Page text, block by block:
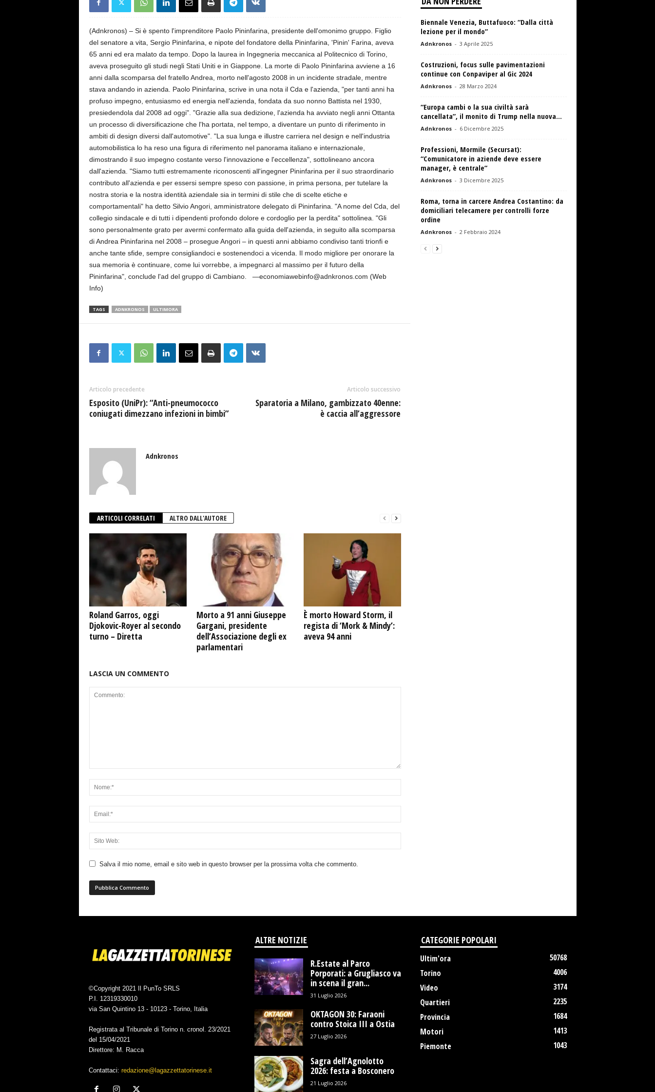
(Adnkronos) – Si è spento l'imprenditore Paolo Pininfarina, presidente dell'omonimo gruppo. Figlio
del senatore a vita, Sergio Pininfarina, e nipote del fondatore della Pininfarina, 'Pinin' Farina, aveva
65 anni ed era malato da tempo. Dopo la laurea in Ingegneria meccanica al Politecnico di Torino,
aveva proseguito gli studi negli Stati Uniti e in Giappone. La morte di Paolo Pininfarina avviene a 16
anni dalla scomparsa del fratello Andrea, morto nell'agosto 2008 in un incidente stradale, mentre
stava andando in azienda. Paolo Pininfarina, scrive in una nota il Cda e l'azienda, "per tanti anni ha
profuso impegno, entusiasmo ed energia nell'azienda, fondata da suo nonno Battista nel 1930,
presiedendola dal 2008 ad oggi". "Grazie alla sua dedizione, l'azienda ha avviato negli anni Ottanta
un processo di diversificazione che l'ha portata, nel tempo, a diventare un punto di riferimento in
ambiti di design diversi dall'automotive". "La sua lunga e illustre carriera nel design e nell'industria
automobilistica lo ha reso una figura di riferimento nel panorama italiano e internazionale,
dimostrando il suo impegno costante verso l'innovazione e l'eccellenza", sottolineano ancora
dall'azienda. "Siamo tutti estremamente riconoscenti all'ingegner Pininfarina per il suo straordinario
contributo all'azienda e per essersi sempre speso con passione, in prima persona, per tutelare la
nostra storia e la nostra identità aziendale sia in termini di stile che di scelte etiche e
comportamentali" ha detto Silvio Angori, amministratore delegato di Pininfarina. "A nome del Cda, del
collegio sindacale e di tutti i dipendenti profondo dolore e cordoglio per la perdita" sottolinea. "Gli
sono personalmente grato per avermi confermato alla guida dell'azienda, in seguito alla scomparsa
di Andrea Pininfarina nel 2008 – prosegue Angori – in questi anni abbiamo condiviso tanti trionfi e
anche tante sfide, sempre consigliandoci e sostenendoci a vicenda. Il modo migliore per onorare la
sua memoria è continuare, come lui vorrebbe, a impegnarci al massimo per il futuro della
Pininfarina", conclude l'ad del gruppo di Cambiano. —economiawebinfo@adnkronos.com (Web
Info)
TAGS ADNKRONOS ULTIMORA
Articolo precedente
Esposito (UniPr): “Anti-pneumococco
coniugati dimezzano infezioni in bimbi”
Articolo successivo
Sparatoria a Milano, gambizzato 40enne:
è caccia all’aggressore
Adnkronos
ARTICOLI CORRELATI ALTRO DALL'AUTORE
Roland Garros, oggi
Djokovic-Royer al secondo
turno – Diretta
Morto a 91 anni Giuseppe
Gargani, presidente
dell’Associazione degli ex
parlamentari
È morto Howard Storm, il
regista di ‘Mork & Mindy’:
aveva 94 anni
LASCIA UN COMMENTO
Salva il mio nome, email e sito web in questo browser per la prossima volta che commento.
Biennale Venezia, Buttafuoco: “Dalla città
lezione per il mondo”
Adnkronos - 3 Aprile 2025
Costruzioni, focus sulle pavimentazioni
continue con Conpaviper al Gic 2024
Adnkronos - 28 Marzo 2024
“Europa cambi o la sua civiltà sarà
cancellata”, il monito di Trump nella nuova...
Adnkronos - 6 Dicembre 2025
Professioni, Mormile (Secursat):
“Comunicatore in aziende deve essere
manager, è centrale”
Adnkronos - 3 Dicembre 2025
Roma, torna in carcere Andrea Costantino: da
domiciliari telecamere per controlli forze
ordine
Adnkronos - 2 Febbraio 2024
©Copyright 2021 Il PunTo SRLS
P.I. 12319330010
via San Quintino 13 - 10123 - Torino, Italia
Registrata al Tribunale di Torino n. cronol. 23/2021
del 15/04/2021
Direttore: M. Racca
Contattaci: redazione@lagazzettatorinese.it
ALTRE NOTIZIE
R.Estate al Parco
Porporati: a Grugliasco va
in scena il gran...
31 Luglio 2026
OKTAGON 30: Faraoni
contro Stoica III a Ostia
27 Luglio 2026
Sagra dell’Agnolotto
2026: festa a Bosconero
21 Luglio 2026
CATEGORIE POPOLARI
Ultim'ora
50768
Torino
4006
Video
3174
Quartieri
2235
Provincia
1684
Motori
1413
Piemonte
1043